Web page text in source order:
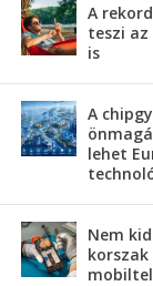
A
teszi
is
A
lehet
Nem